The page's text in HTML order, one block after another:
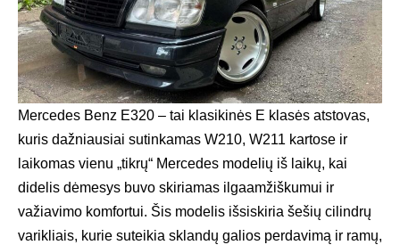
Mercedes Benz E320 – tai klasikinės E klasės atstovas,
kuris dažniausiai sutinkamas W210, W211 kartose ir
laikomas vienu „tikrų“ Mercedes modelių iš laikų, kai
didelis dėmesys buvo skiriamas ilgaamžiškumui ir
važiavimo komfortui. Šis modelis išsiskiria šešių cilindrų
varikliais, kurie suteikia sklandų galios perdavimą ir ramų,